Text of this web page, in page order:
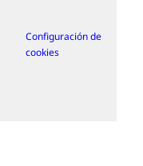
Configuración de
cookies